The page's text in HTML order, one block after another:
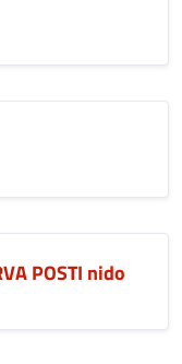
POSTI nido